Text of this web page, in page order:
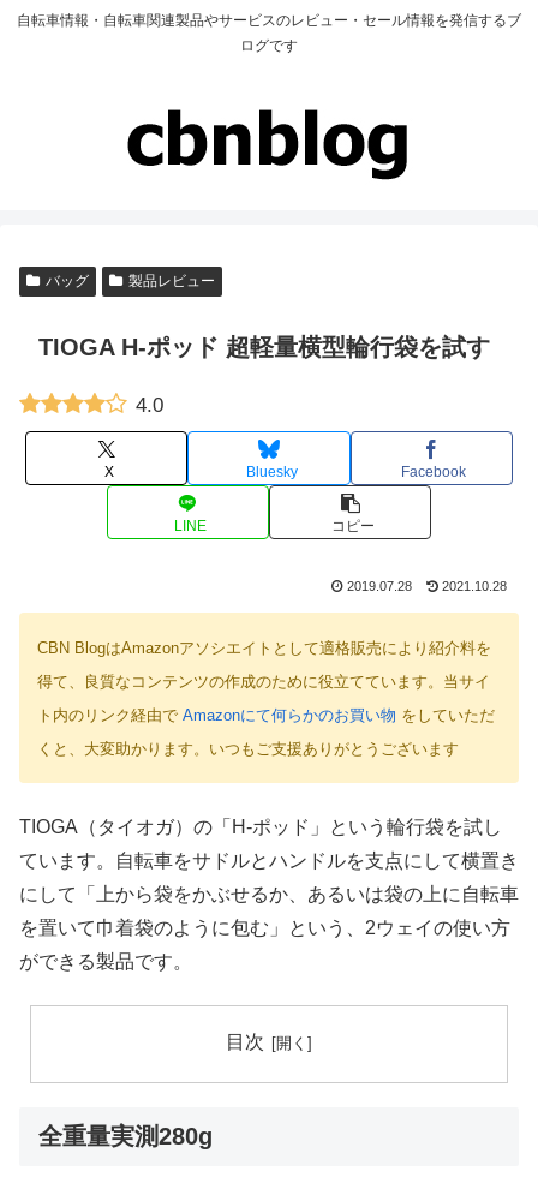
自転車情報・自転車関連製品やサービスのレビュー・セール情報を発信するブ
ログです
バッグ 製品レビュー
TIOGA H-ポッド 超軽量横型輪行袋を試す
4.0
X Bluesky Facebook
LINE コピー
2019.07.28 2021.10.28
CBN BlogはAmazonアソシエイトとして適格販売により紹介料を
得て、良質なコンテンツの作成のために役立てています。当サイ
ト内のリンク経由で Amazonにて何らかのお買い物 をしていただ
くと、大変助かります。いつもご支援ありがとうございます
TIOGA（タイオガ）の「H-ポッド」という輪行袋を試し
ています。自転車をサドルとハンドルを支点にして横置き
にして「上から袋をかぶせるか、あるいは袋の上に自転車
を置いて巾着袋のように包む」という、2ウェイの使い方
ができる製品です。
目次
全重量実測280g